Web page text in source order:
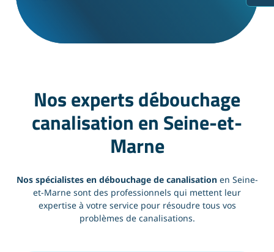
Nos experts débouchage
canalisation en Seine-et-
Marne
Nos spécialistes en débouchage de canalisationen Seine-
et-Marne sont des professionnels qui mettent leur
expertise à votre service pour résoudre tous vos
problèmes de canalisations.